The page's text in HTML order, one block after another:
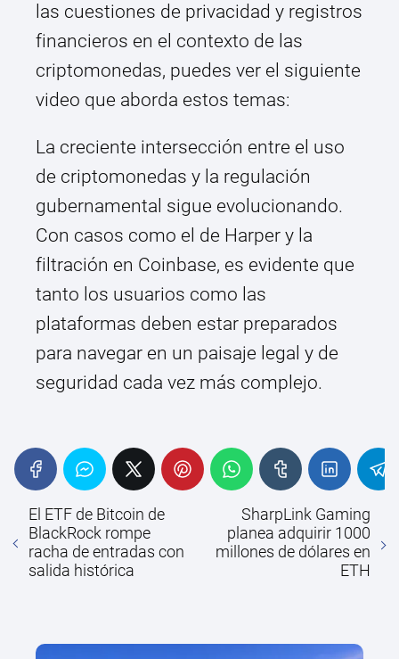
las cuestiones de privacidad y registros
financieros en el contexto de las
criptomonedas, puedes ver el siguiente
video que aborda estos temas:
La creciente intersección entre el uso
de criptomonedas y la regulación
gubernamental sigue evolucionando.
Con casos como el de Harper y la
filtración en Coinbase, es evidente que
tanto los usuarios como las
plataformas deben estar preparados
para navegar en un paisaje legal y de
seguridad cada vez más complejo.
El ETF de Bitcoin de
BlackRock rompe
racha de entradas con
salida histórica
SharpLink Gaming
planea adquirir 1000
millones de dólares en
ETH